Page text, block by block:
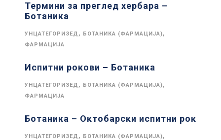
Термини за преглед хербара –
Ботаника
УНЦАТЕГОРИЗЕД , БОТАНИКА (ФАРМАЦИЈА),
ФАРМАЦИЈА
Испитни рокови – Ботаника
УНЦАТЕГОРИЗЕД , БОТАНИКА (ФАРМАЦИЈА),
ФАРМАЦИЈА
Ботаника – Октобарски испитни рок
УНЦАТЕГОРИЗЕД , БОТАНИКА (ФАРМАЦИЈА),